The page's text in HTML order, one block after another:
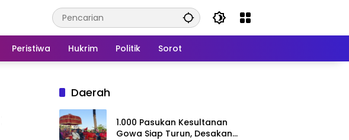
Peristiwa Hukrim Politik Sorot
Daerah
1.000 Pasukan Kesultanan
Gowa Siap Turun, Desakan